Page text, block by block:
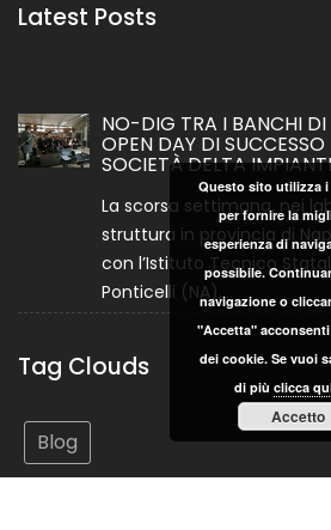
Latest Posts
NO-DIG TRA I BANCHI DI
OPEN DAY DI SUCCESSO
SOCIETÀ DELTA IMPIANTI
La scorsa settimana, nei
struttura in provincia di
con l’Istituto Tecnico
Ponticelli (NA),...
Tag Clouds
Blog
Questo sito utilizza i
per fornire la
esperienza di
possibile.
navigazione o
"Accetta"
dei cookie. Se vuoi
di più clicca
Accetto